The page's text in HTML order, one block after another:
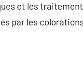
et les
par les